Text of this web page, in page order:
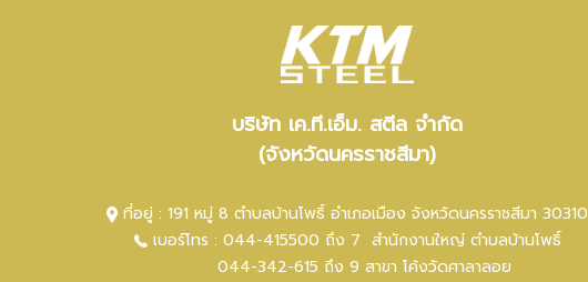
บริษัท เค.ที.เอ็ม. สตีล จำกัด
(จังหวัดนครราชสีมา)
ที่อยู่ : 191 หมู่ 8 ตำบลบ้านโพธิ์ อำเภอเมือง จังหวัดนครราชสีมา 30310
เบอร์โทร : 044-415500 ถึง 7 สำนักงานใหญ่ ตำบลบ้านโพธิ์
044-342-615 ถึง 9 สาขา โค้งวัดศาลาลอย